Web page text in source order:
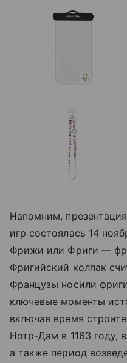
Напомним,
игр состоялась 14
Фрижи или Фриги —
Фригийский колпак
Французы носили
ключевые моменты
включая время
Нотр-Дам в 1163 году,
а также период